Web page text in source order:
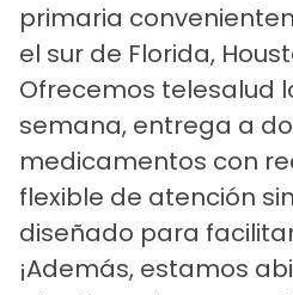
primaria
el sur de Florida,
Ofrecemos telesalud
semana, entrega a
medicamentos con
flexible de atención
diseñado para
¡Además, estamos